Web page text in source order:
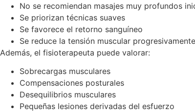
No se recomiendan masajes muy profundos
Se priorizan técnicas suaves
Se favorece el retorno sanguíneo
Se reduce la tensión muscular progresivamente
Además, el fisioterapeuta puede valorar:
Sobrecargas musculares
Compensaciones posturales
Desequilibrios musculares
Pequeñas lesiones derivadas del esfuerzo